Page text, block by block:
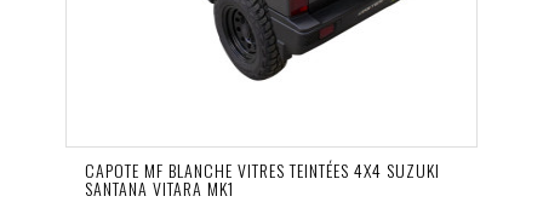
CAPOTE MF BLANCHE VITRES TEINTÉES 4X4 SUZUKI
SANTANA VITARA MK1